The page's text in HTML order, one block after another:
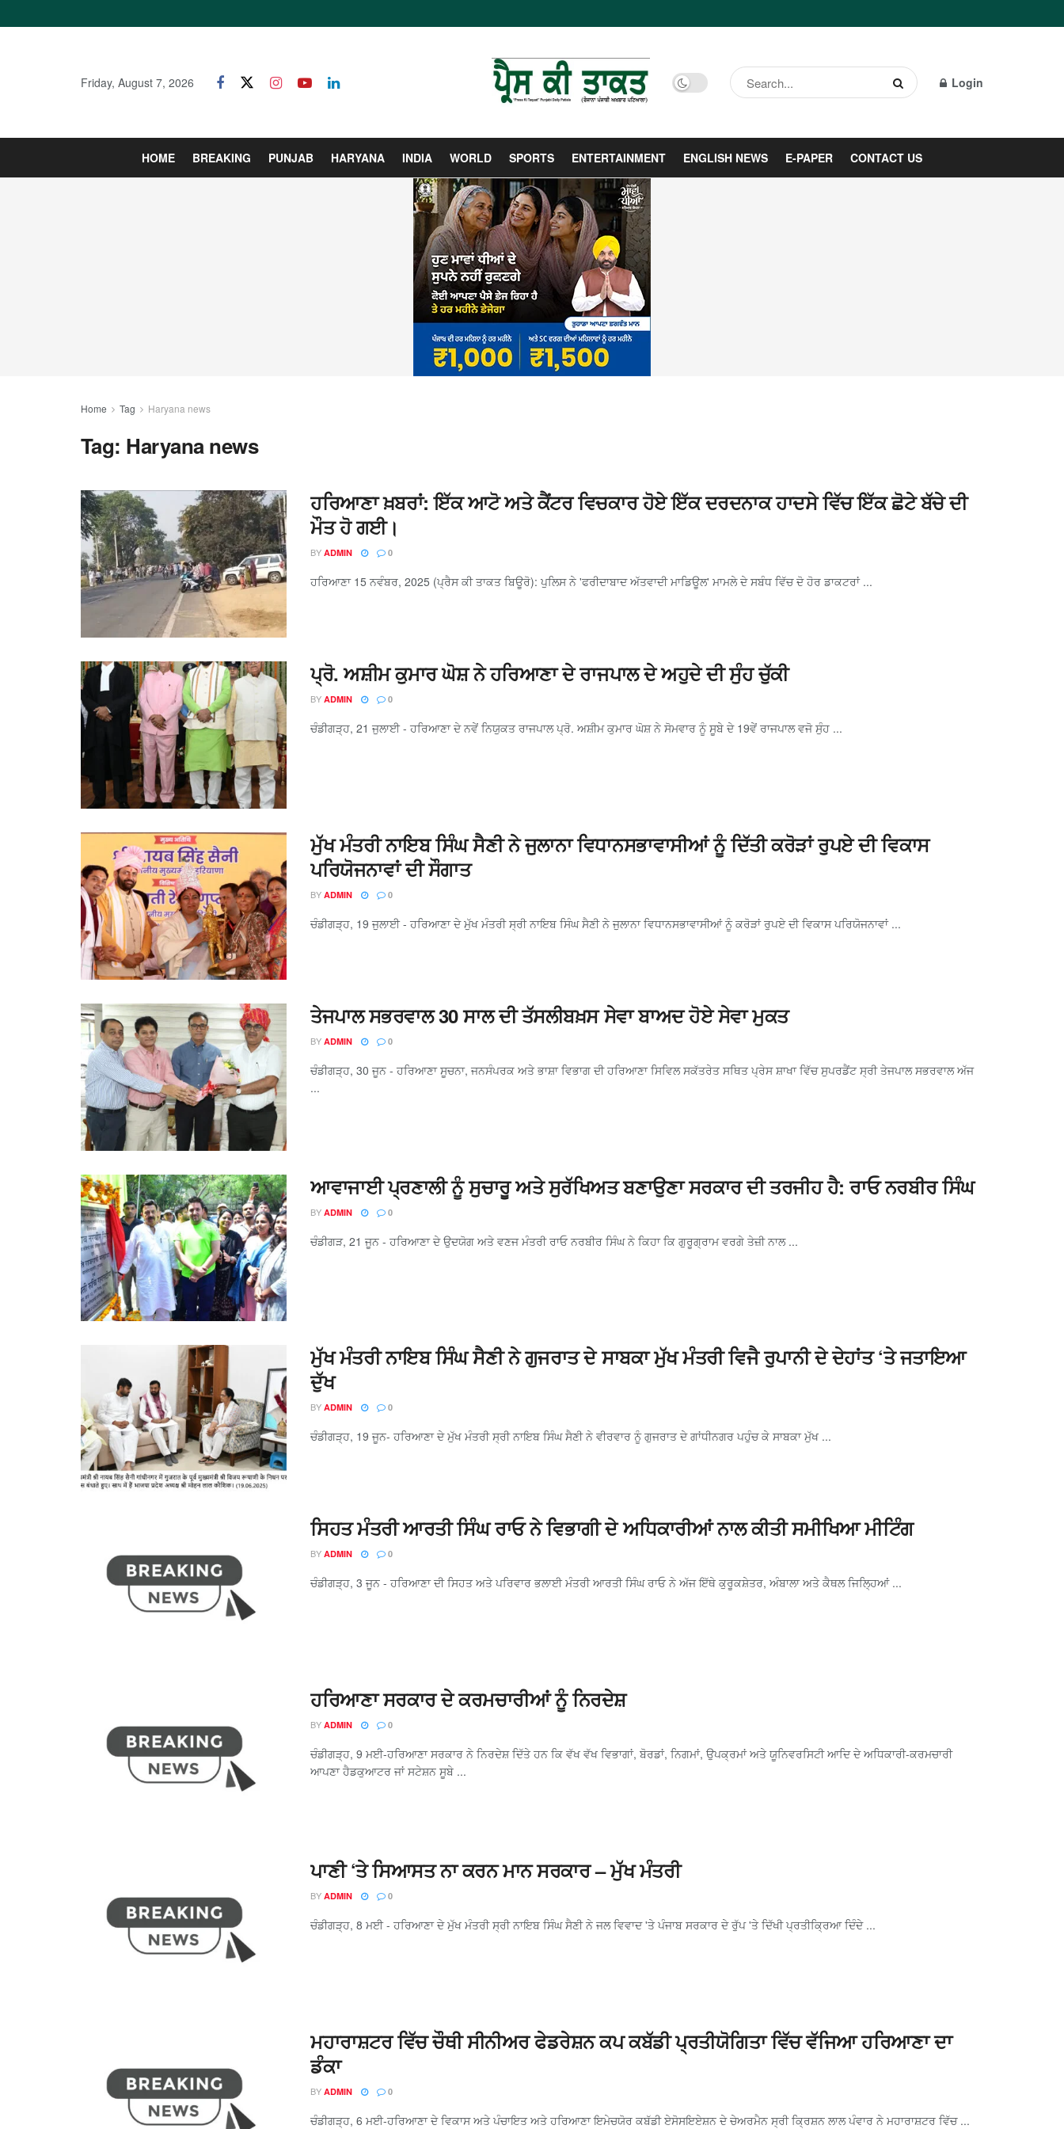
Friday, August 7, 2026 Login
HOME BREAKING PUNJAB HARYANA INDIA WORLD SPORTS ENTERTAINMENT ENGLISH NEWS E-PAPER CONTACT US
Home Tag Haryana news
Tag: Haryana news
ਹਰਿਆਣਾ ਖ਼ਬਰਾਂ: ਇੱਕ ਆਟੋ ਅਤੇ ਕੈਂਟਰ ਵਿਚਕਾਰ ਹੋਏ ਇੱਕ ਦਰਦਨਾਕ ਹਾਦਸੇ ਵਿੱਚ ਇੱਕ ਛੋਟੇ ਬੱਚੇ ਦੀ
ਮੌਤ ਹੋ ਗਈ।
BY ADMIN 0
ਹਰਿਆਣਾ 15 ਨਵੰਬਰ, 2025 (ਪ੍ਰੈਸ ਕੀ ਤਾਕਤ ਬਿਊਰੋ): ਪੁਲਿਸ ਨੇ 'ਫਰੀਦਾਬਾਦ ਅੱਤਵਾਦੀ ਮਾਡਿਊਲ' ਮਾਮਲੇ ਦੇ ਸਬੰਧ ਵਿੱਚ ਦੋ ਹੋਰ ਡਾਕਟਰਾਂ ...
ਪ੍ਰੋ. ਅਸ਼ੀਮ ਕੁਮਾਰ ਘੋਸ਼ ਨੇ ਹਰਿਆਣਾ ਦੇ ਰਾਜਪਾਲ ਦੇ ਅਹੁਦੇ ਦੀ ਸੁੰਹ ਚੁੱਕੀ
BY ADMIN 0
ਚੰਡੀਗੜ੍ਹ, 21 ਜੁਲਾਈ - ਹਰਿਆਣਾ ਦੇ ਨਵੇਂ ਨਿਯੁਕਤ ਰਾਜਪਾਲ ਪ੍ਰੋ. ਅਸ਼ੀਮ ਕੁਮਾਰ ਘੋਸ਼ ਨੇ ਸੋਮਵਾਰ ਨੂੰ ਸੂਬੇ ਦੇ 19ਵੇਂ ਰਾਜਪਾਲ ਵਜੋ ਸੁੰਹ ...
ਮੁੱਖ ਮੰਤਰੀ ਨਾਇਬ ਸਿੰਘ ਸੈਣੀ ਨੇ ਜੁਲਾਨਾ ਵਿਧਾਨਸਭਾਵਾਸੀਆਂ ਨੂੰ ਦਿੱਤੀ ਕਰੋੜਾਂ ਰੁਪਏ ਦੀ ਵਿਕਾਸ
ਪਰਿਯੋਜਨਾਵਾਂ ਦੀ ਸੌਗਾਤ
BY ADMIN 0
ਚੰਡੀਗੜ੍ਹ, 19 ਜੁਲਾਈ - ਹਰਿਆਣਾ ਦੇ ਮੁੱਖ ਮੰਤਰੀ ਸ੍ਰੀ ਨਾਇਬ ਸਿੰਘ ਸੈਣੀ ਨੇ ਜੁਲਾਨਾ ਵਿਧਾਨਸਭਾਵਾਸੀਆਂ ਨੂੰ ਕਰੋੜਾਂ ਰੁਪਏ ਦੀ ਵਿਕਾਸ ਪਰਿਯੋਜਨਾਵਾਂ ...
ਤੇਜਪਾਲ ਸਭਰਵਾਲ 30 ਸਾਲ ਦੀ ਤੱਸਲੀਬਖ਼ਸ ਸੇਵਾ ਬਾਅਦ ਹੋਏ ਸੇਵਾ ਮੁਕਤ
BY ADMIN 0
ਚੰਡੀਗੜ੍ਹ, 30 ਜੂਨ - ਹਰਿਆਣਾ ਸੂਚਨਾ, ਜਨਸੰਪਰਕ ਅਤੇ ਭਾਸ਼ਾ ਵਿਭਾਗ ਦੀ ਹਰਿਆਣਾ ਸਿਵਿਲ ਸਕੱਤਰੇਤ ਸਥਿਤ ਪ੍ਰੇਸ ਸ਼ਾਖਾ ਵਿੱਚ ਸੁਪਰਡੈਂਟ ਸ੍ਰੀ ਤੇਜਪਾਲ ਸਭਰਵਾਲ ਅੱਜ
...
ਆਵਾਜਾਈ ਪ੍ਰਣਾਲੀ ਨੂੰ ਸੁਚਾਰੂ ਅਤੇ ਸੁਰੱਖਿਅਤ ਬਣਾਉਣਾ ਸਰਕਾਰ ਦੀ ਤਰਜੀਹ ਹੈ: ਰਾਓ ਨਰਬੀਰ ਸਿੰਘ
BY ADMIN 0
ਚੰਡੀਗੜ, 21 ਜੂਨ - ਹਰਿਆਣਾ ਦੇ ਉਦਯੋਗ ਅਤੇ ਵਣਜ ਮੰਤਰੀ ਰਾਓ ਨਰਬੀਰ ਸਿੰਘ ਨੇ ਕਿਹਾ ਕਿ ਗੁਰੂਗ੍ਰਾਮ ਵਰਗੇ ਤੇਜ਼ੀ ਨਾਲ ...
ਮੁੱਖ ਮੰਤਰੀ ਨਾਇਬ ਸਿੰਘ ਸੈਣੀ ਨੇ ਗੁਜਰਾਤ ਦੇ ਸਾਬਕਾ ਮੁੱਖ ਮੰਤਰੀ ਵਿਜੈ ਰੁਪਾਨੀ ਦੇ ਦੇਹਾਂਤ ‘ਤੇ ਜਤਾਇਆ
ਦੁੱਖ
BY ADMIN 0
ਚੰਡੀਗੜ੍ਹ, 19 ਜੂਨ- ਹਰਿਆਣਾ ਦੇ ਮੁੱਖ ਮੰਤਰੀ ਸ੍ਰੀ ਨਾਇਬ ਸਿੰਘ ਸੈਣੀ ਨੇ ਵੀਰਵਾਰ ਨੂੰ ਗੁਜਰਾਤ ਦੇ ਗਾਂਧੀਨਗਰ ਪਹੁੰਚ ਕੇ ਸਾਬਕਾ ਮੁੱਖ ...
ਸਿਹਤ ਮੰਤਰੀ ਆਰਤੀ ਸਿੰਘ ਰਾਓ ਨੇ ਵਿਭਾਗੀ ਦੇ ਅਧਿਕਾਰੀਆਂ ਨਾਲ ਕੀਤੀ ਸਮੀਖਿਆ ਮੀਟਿੰਗ
BY ADMIN 0
ਚੰਡੀਗੜ੍ਹ, 3 ਜੂਨ - ਹਰਿਆਣਾ ਦੀ ਸਿਹਤ ਅਤੇ ਪਰਿਵਾਰ ਭਲਾਈ ਮੰਤਰੀ ਆਰਤੀ ਸਿੰਘ ਰਾਓ ਨੇ ਅੱਜ ਇੱਥੇ ਕੁਰੂਕਸ਼ੇਤਰ, ਅੰਬਾਲਾ ਅਤੇ ਕੈਥਲ ਜਿਲ੍ਹਿਆਂ ...
ਹਰਿਆਣਾ ਸਰਕਾਰ ਦੇ ਕਰਮਚਾਰੀਆਂ ਨੂੰ ਨਿਰਦੇਸ਼
BY ADMIN 0
ਚੰਡੀਗੜ੍ਹ, 9 ਮਈ-ਹਰਿਆਣਾ ਸਰਕਾਰ ਨੇ ਨਿਰਦੇਸ਼ ਦਿੱਤੇ ਹਨ ਕਿ ਵੱਖ ਵੱਖ ਵਿਭਾਗਾਂ, ਬੋਰਡਾਂ, ਨਿਗਮਾਂ, ਉਪਕ੍ਰਮਾਂ ਅਤੇ ਯੂਨਿਵਰਸਿਟੀ ਆਦਿ ਦੇ ਅਧਿਕਾਰੀ-ਕਰਮਚਾਰੀ
ਆਪਣਾ ਹੈਡਕੁਆਟਰ ਜਾਂ ਸਟੇਸ਼ਨ ਸੂਬੇ ...
ਪਾਣੀ ‘ਤੇ ਸਿਆਸਤ ਨਾ ਕਰਨ ਮਾਨ ਸਰਕਾਰ – ਮੁੱਖ ਮੰਤਰੀ
BY ADMIN 0
ਚੰਡੀਗੜ੍ਹ, 8 ਮਈ - ਹਰਿਆਣਾ ਦੇ ਮੁੱਖ ਮੰਤਰੀ ਸ੍ਰੀ ਨਾਇਬ ਸਿੰਘ ਸੈਣੀ ਨੇ ਜਲ ਵਿਵਾਦ 'ਤੇ ਪੰਜਾਬ ਸਰਕਾਰ ਦੇ ਰੁੱਪ 'ਤੇ ਦਿੱਖੀ ਪ੍ਰਤੀਕ੍ਰਿਆ ਦਿੰਦੇ ...
ਮਹਾਰਾਸ਼ਟਰ ਵਿੱਚ ਚੌਥੀ ਸੀਨੀਅਰ ਫੇਡਰੇਸ਼ਨ ਕਪ ਕਬੱਡੀ ਪ੍ਰਤੀਯੋਗਿਤਾ ਵਿੱਚ ਵੱਜਿਆ ਹਰਿਆਣਾ ਦਾ
ਡੰਕਾ
BY ADMIN 0
ਚੰਡੀਗੜ੍ਹ, 6 ਮਈ-ਹਰਿਆਣਾ ਦੇ ਵਿਕਾਸ ਅਤੇ ਪੰਚਾਇਤ ਅਤੇ ਹਰਿਆਣਾ ਇਮੇਚਯੋਰ ਕਬੱਡੀ ਏਸੋਸਇਏਸ਼ਨ ਦੇ ਚੇਅਰਮੈਨ ਸ੍ਰੀ ਕ੍ਰਿਸ਼ਨ ਲਾਲ ਪੰਵਾਰ ਨੇ ਮਹਾਰਾਸ਼ਟਰ ਵਿੱਚ ...